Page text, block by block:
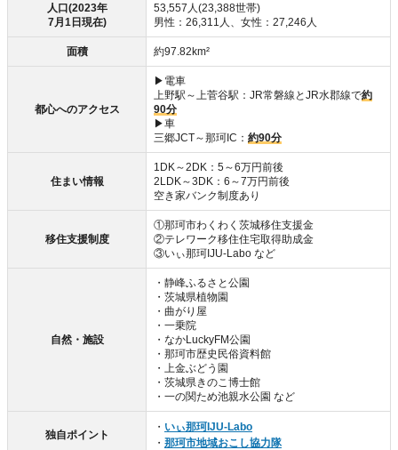
人口(2023年
7月1日現在)
53,557人(23,388世帯)
男性：26,311人、女性：27,246人
面積 約97.82km²
都心へのアクセス
▶電車
上野駅～上菅谷駅：JR常磐線とJR水郡線で約
90分
▶車
三郷JCT～那珂IC： 約90分
住まい情報
1DK～2DK：5～6万円前後
2LDK～3DK：6～7万円前後
空き家バンク制度あり
移住支援制度
①那珂市わくわく茨城移住支援金
②テレワーク移住住宅取得助成金
③いぃ那珂IJU-Labo など
自然・施設
・静峰ふるさと公園
・茨城県植物園
・曲がり屋
・一乗院
・なかLuckyFM公園
・那珂市歴史民俗資料館
・上金ぶどう園
・茨城県きのこ博士館
・一の関ため池親水公園 など
独自ポイント
・ いぃ那珂IJU-Labo
・ 那珂市地域おこし協力隊